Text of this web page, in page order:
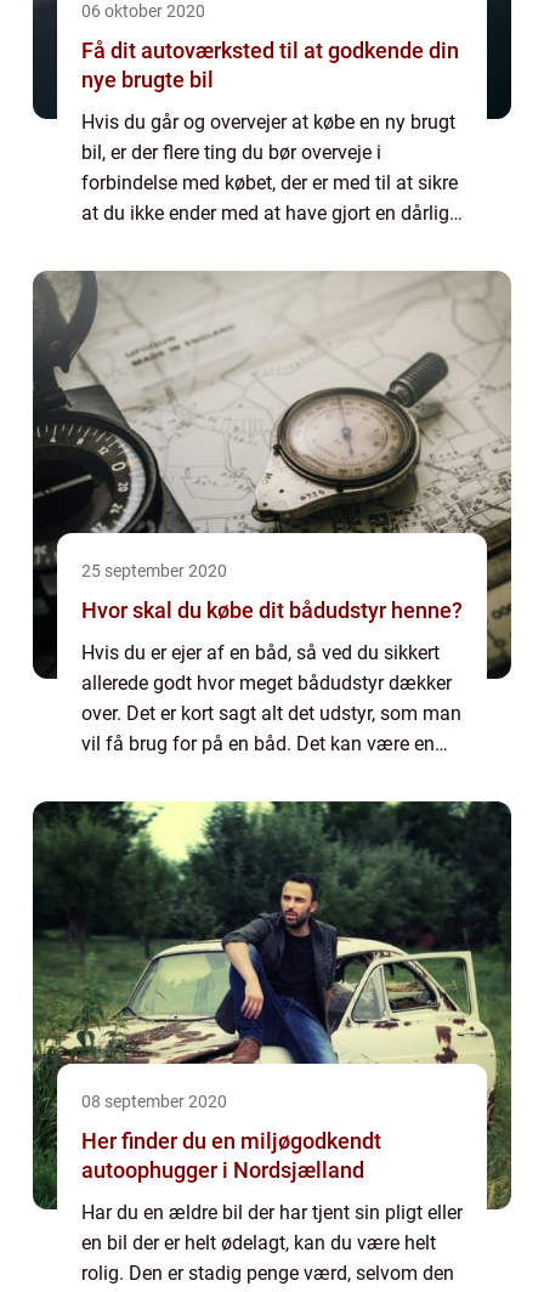
06 oktober 2020
Få dit autoværksted til at godkende din
nye brugte bil
Hvis du går og overvejer at købe en ny brugt
bil, er der flere ting du bør overveje i
forbindelse med købet, der er med til at sikre
at du ikke ender med at have gjort en dårlig
bilen, hvor går det typisk i st...
25 september 2020
Hvor skal du købe dit bådudstyr henne?
Hvis du er ejer af en båd, så ved du sikkert
allerede godt hvor meget bådudstyr dækker
over. Det er kort sagt alt det udstyr, som man
vil få brug for på en båd. Det kan være en
efterhånden sælger bådudstyr. Læs med h...
08 september 2020
Her finder du en miljøgodkendt
autoophugger i Nordsjælland
Har du en ældre bil der har tjent sin pligt eller
en bil der er helt ødelagt, kan du være helt
rolig. Den er stadig penge værd, selvom den